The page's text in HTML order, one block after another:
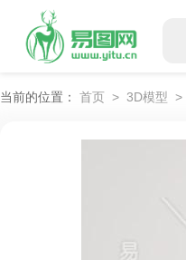
当前的位置： 首页 > 3D模型 >